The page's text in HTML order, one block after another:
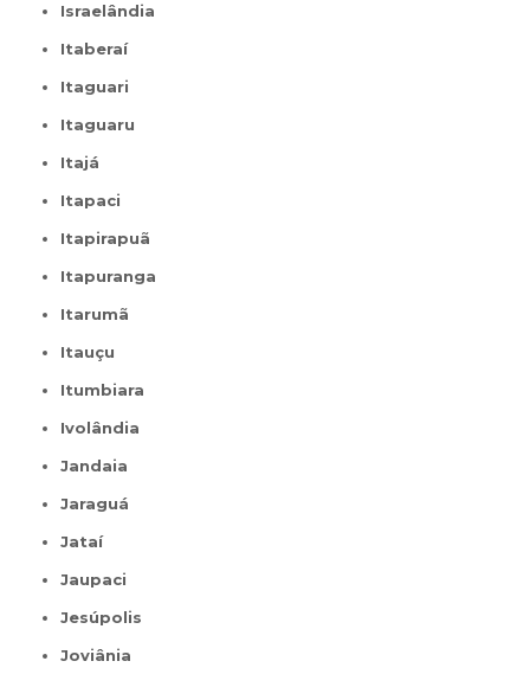
Israelândia
Itaberaí
Itaguari
Itaguaru
Itajá
Itapaci
Itapirapuã
Itapuranga
Itarumã
Itauçu
Itumbiara
Ivolândia
Jandaia
Jaraguá
Jataí
Jaupaci
Jesúpolis
Joviânia